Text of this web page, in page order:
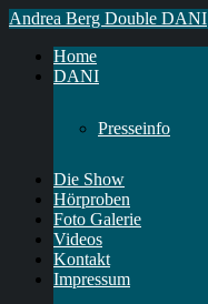
Andrea Berg Double DANI
Home
DANI
Presseinfo
Die Show
Hörproben
Foto Galerie
Videos
Kontakt
Impressum